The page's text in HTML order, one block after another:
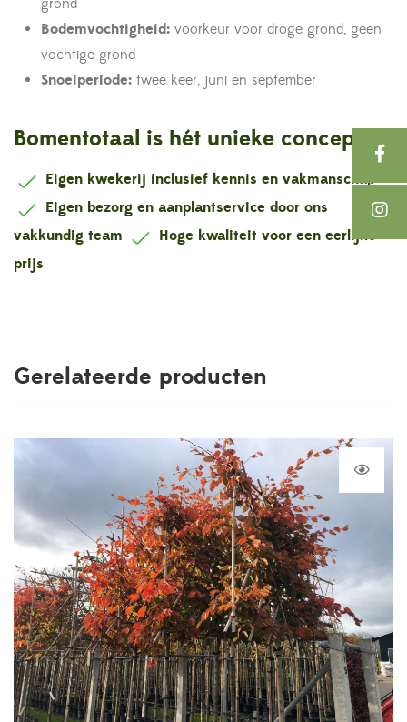
grond
Bodemvochtigheid: voorkeur voor droge grond, geen
vochtige grond
Snoeiperiode: twee keer, juni en september
Bomentotaal is hét unieke concept !
Eigen kwekerij inclusief kennis en vakmanschap
Eigen bezorg en aanplantservice door ons
vakkundig team
Hoge kwaliteit voor een eerlijke
prijs
Gerelateerde producten